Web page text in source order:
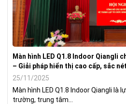
Màn hình LED Q1.8 Indoor Qiangli
– Giải pháp hiển thị cao cấp, sắc
25/11/2025
Màn hình LED Q1.8 Indoor Qiangli là
trường, trung tâm...